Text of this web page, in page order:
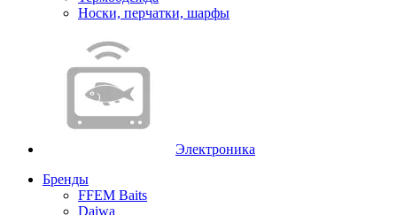
Носки, перчатки, шарфы
Электроника
Бренды
FFEM Baits
Daiwa